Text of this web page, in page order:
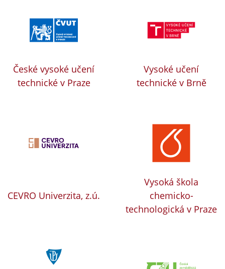
České vysoké učení
technické v Praze
Vysoké učení
technické v Brně
CEVRO Univerzita, z.ú.
Vysoká škola
chemicko-
technologická v Praze